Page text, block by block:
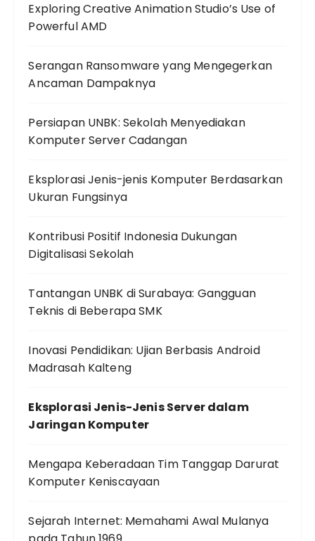
Exploring Creative Animation Studio’s Use of
Powerful AMD
Serangan Ransomware yang Mengegerkan
Ancaman Dampaknya
Persiapan UNBK: Sekolah Menyediakan
Komputer Server Cadangan
Eksplorasi Jenis-jenis Komputer Berdasarkan
Ukuran Fungsinya
Kontribusi Positif Indonesia Dukungan
Digitalisasi Sekolah
Tantangan UNBK di Surabaya: Gangguan
Teknis di Beberapa SMK
Inovasi Pendidikan: Ujian Berbasis Android
Madrasah Kalteng
Eksplorasi Jenis-Jenis Server dalam
Jaringan Komputer
Mengapa Keberadaan Tim Tanggap Darurat
Komputer Keniscayaan
Sejarah Internet: Memahami Awal Mulanya